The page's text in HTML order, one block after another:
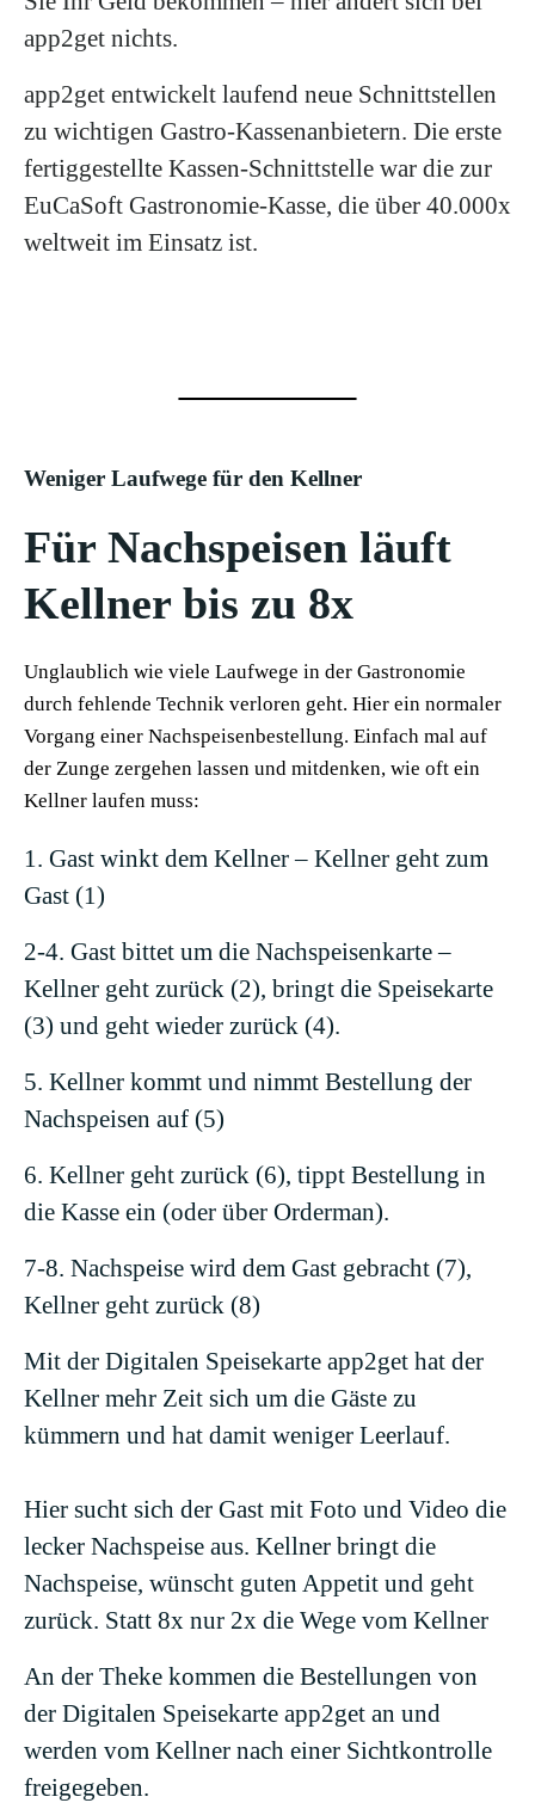
app2get nichts.
app2get entwickelt laufend neue Schnittstellen
zu wichtigen Gastro-Kassenanbietern. Die erste
fertiggestellte Kassen-Schnittstelle war die zur
EuCaSoft Gastronomie-Kasse, die über 40.000x
weltweit im Einsatz ist.
Weniger Laufwege für den Kellner
Für Nachspeisen läuft
Kellner bis zu 8x
Unglaublich wie viele Laufwege in der Gastronomie
durch fehlende Technik verloren geht. Hier ein normaler
Vorgang einer Nachspeisenbestellung. Einfach mal auf
der Zunge zergehen lassen und mitdenken, wie oft ein
Kellner laufen muss:
1. Gast winkt dem Kellner – Kellner geht zum
Gast (1)
2-4. Gast bittet um die Nachspeisenkarte –
Kellner geht zurück (2), bringt die Speisekarte
(3) und geht wieder zurück (4).
5. Kellner kommt und nimmt Bestellung der
Nachspeisen auf (5)
6. Kellner geht zurück (6), tippt Bestellung in
die Kasse ein (oder über Orderman).
7-8. Nachspeise wird dem Gast gebracht (7),
Kellner geht zurück (8)
Mit der Digitalen Speisekarte app2get hat der
Kellner mehr Zeit sich um die Gäste zu
kümmern und hat damit weniger Leerlauf.
Hier sucht sich der Gast mit Foto und Video die
lecker Nachspeise aus. Kellner bringt die
Nachspeise, wünscht guten Appetit und geht
zurück. Statt 8x nur 2x die Wege vom Kellner
An der Theke kommen die Bestellungen von
der Digitalen Speisekarte app2get an und
werden vom Kellner nach einer Sichtkontrolle
freigegeben.